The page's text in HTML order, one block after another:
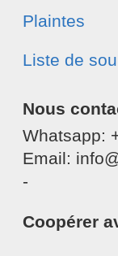
Plaintes
Liste de
Nous
Whatsapp:
Email:
-
Coopérer